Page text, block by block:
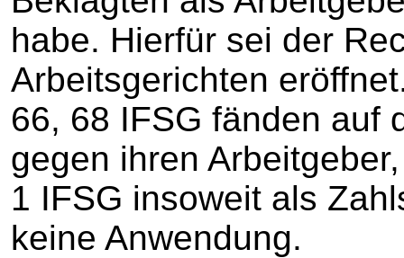
habe. Hierfür sei der
Arbeitsgerichten
66, 68 IFSG fänden auf
gegen ihren
1 IFSG insoweit als
keine Anwendung.